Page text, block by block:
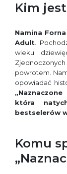
Kim
Namina Forna
Adult .
wieku
powrotem.
opowiadać
która
bestselerów
Komu